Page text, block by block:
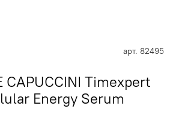
арт. 82495
CAPUCCINI Timexpert
Energy Serum